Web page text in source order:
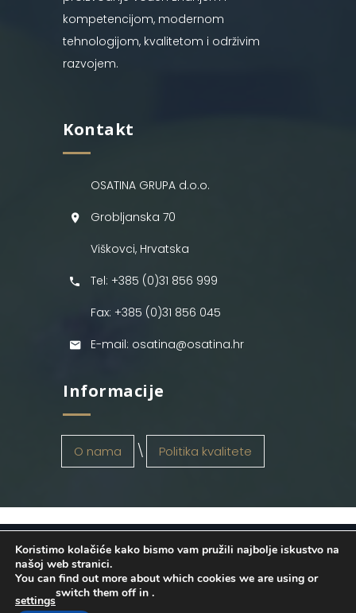
kompetencijom, modernom
tehnologijom, kvalitetom i održivim
razvojem.
Kontakt
OSATINA GRUPA d.o.o.
Grobljanska 70
Viškovci, Hrvatska
Tel: +385 (0)31 856 999
Fax: +385 (0)31 856 045
E-mail: osatina@osatina.hr
Informacije
O nama Politika kvalitete
OSATINA GRUPA d.o.o. 2026
. Configured
byINFOS Osijek. Sva prava pridržana.
Koristimo kolačiće kako bismo vam pružili najbolje iskustvo na
našoj web stranici.
You can find out more about which cookies we are using or
switch them off in
settings
.